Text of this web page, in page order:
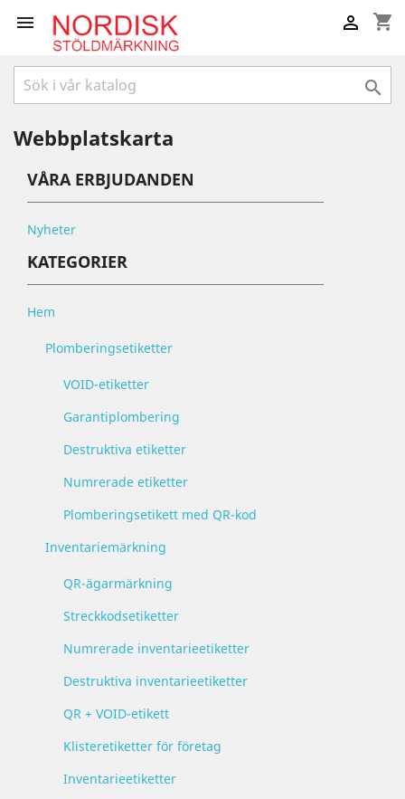
 shopping_cart


Webbplatskarta
VÅRA ERBJUDANDEN
Nyheter
KATEGORIER
Hem
Plomberingsetiketter
VOID-etiketter
Garantiplombering
Destruktiva etiketter
Numrerade etiketter
Plomberingsetikett med QR-kod
Inventariemärkning
QR-ägarmärkning
Streckkodsetiketter
Numrerade inventarieetiketter
Destruktiva inventarieetiketter
QR + VOID-etikett
Klisteretiketter för företag
Inventarieetiketter